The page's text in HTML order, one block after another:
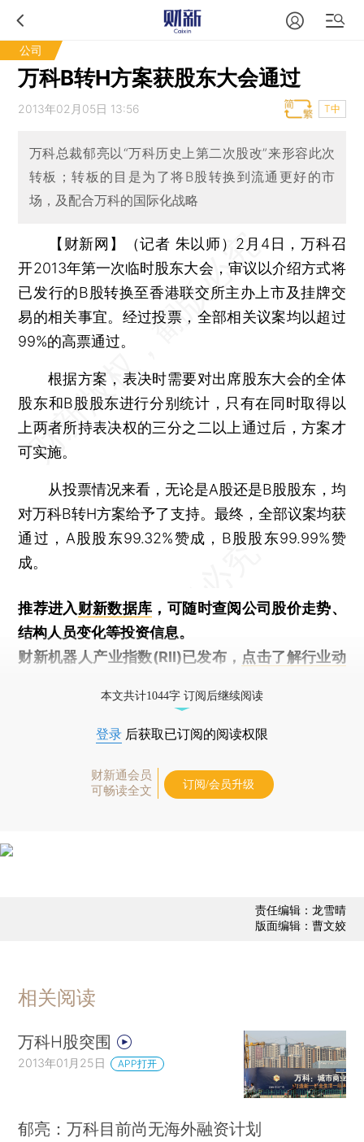
公司
万科B转H方案获股东大会通过
2013年02月05日 13:56 T中
万科总裁郁亮以“万科历史上第二次股改”来形容此次
转板；转板的目是为了将B股转换到流通更好的市
场，及配合万科的国际化战略
【财新网】（记者 朱以师） 2月4日，万科召
开2013年第一次临时股东大会，审议以介绍方式将
已发行的B股转换至香港联交所主办上市及挂牌交
易的相关事宜。经过投票，全部相关议案均以超过
99%的高票通过。
根据方案，表决时需要对出席股东大会的全体
股东和B股股东进行分别统计，只有在同时取得以
上两者所持表决权的三分之二以上通过后，方案才
可实施。
从投票情况来看，无论是A股还是B股股东，均
对万科B转H方案给予了支持。最终，全部议案均获
通过，A股股东99.32%赞成，B股股东99.99%赞
成。
推荐进入财新数据库 ，可随时查阅公司股价走势、
结构人员变化等投资信息。
财新机器人产业指数(RII)已发布， 点击了解行业动
本文共计1044字 订阅后继续阅读
登录 后获取已订阅的阅读权限
财新通会员
可畅读全文
订阅/会员升级
责任编辑：龙雪晴
版面编辑：曹文姣
相关阅读
万科H股突围
2013年01月25日 APP打开
郁亮：万科目前尚无海外融资计划